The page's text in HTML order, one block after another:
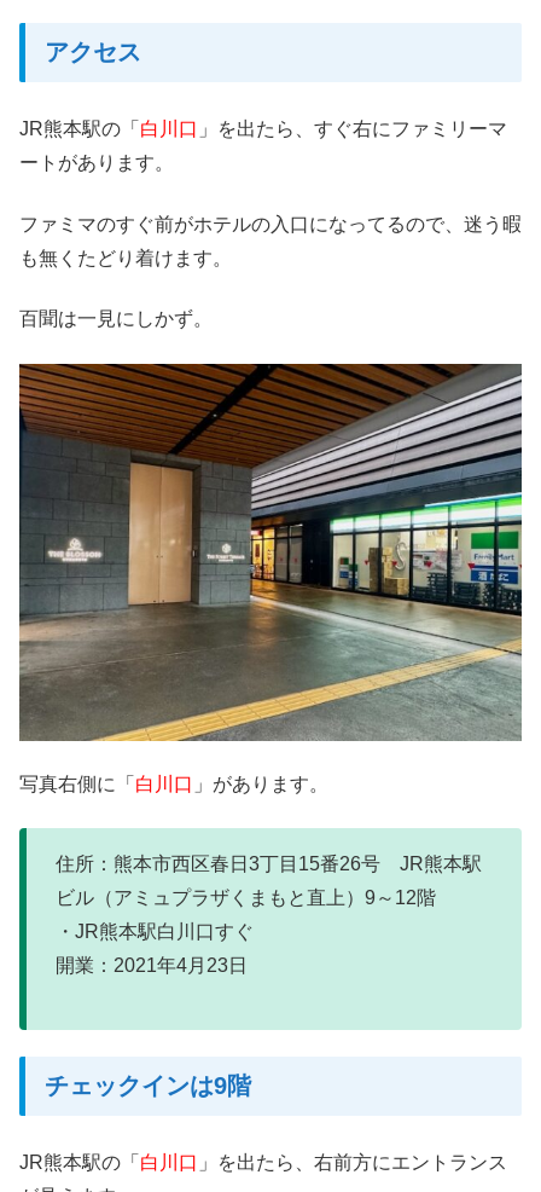
アクセス
JR熊本駅の「 白川口 」を出たら、すぐ右にファミリーマ
ートがあります。
ファミマのすぐ前がホテルの入口になってるので、迷う暇
も無くたどり着けます。
百聞は一見にしかず。
写真右側に「 白川口 」があります。
住所：熊本市西区春日3丁目15番26号 JR熊本駅
ビル（アミュプラザくまもと直上）9～12階
・JR熊本駅白川口すぐ
開業：2021年4月23日
チェックインは9階
JR熊本駅の「 白川口 」を出たら、右前方にエントランス